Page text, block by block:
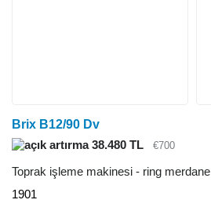
Brix B12/90 Dv
38.480 TL
€700
Toprak işleme makinesi - ring merdane
1901